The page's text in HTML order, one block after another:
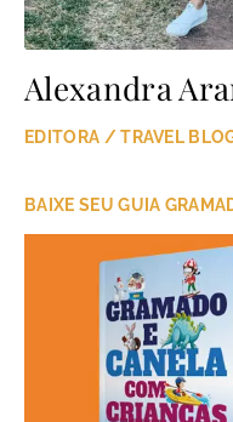
Alexandra
EDITORA / TRAVEL
BAIXE SEU GUIA